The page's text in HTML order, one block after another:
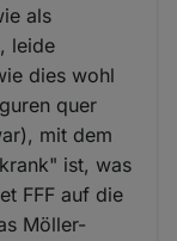
als
leide
dies wohl
quer
mit dem
ist, was
FFF auf die
Möller-